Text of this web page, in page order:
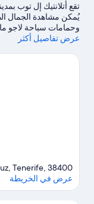
تقع أتلانتيك إل توب
ركوب الأمواج القريبة،
عرض تفاصيل أكثر
Tenerife, 38400
عرض في الخريطة